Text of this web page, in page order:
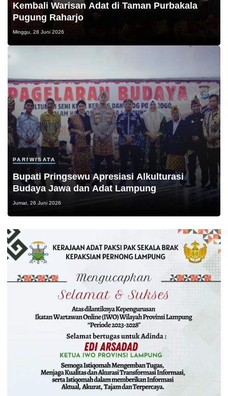
Kembali Warisan Adat di Taman Purbakala
Pugung Raharjo
Minggu, 28 Juni 2026
PARIWISATA
Bupati Pringsewu Apresiasi Alkulturasi
Budaya Jawa dan Adat Lampung
Jumat, 26 Juni 2026